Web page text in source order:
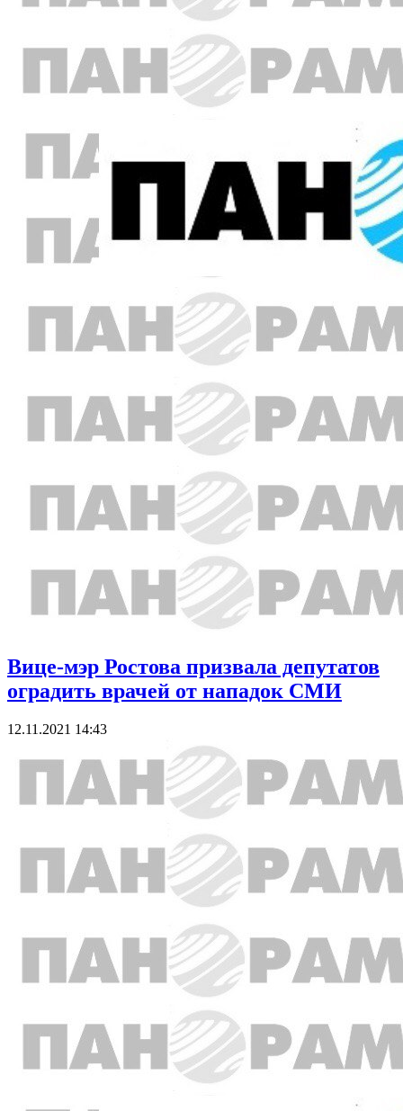
Вице-мэр Ростова призвала депутатов
оградить врачей от нападок СМИ
12.11.2021 14:43